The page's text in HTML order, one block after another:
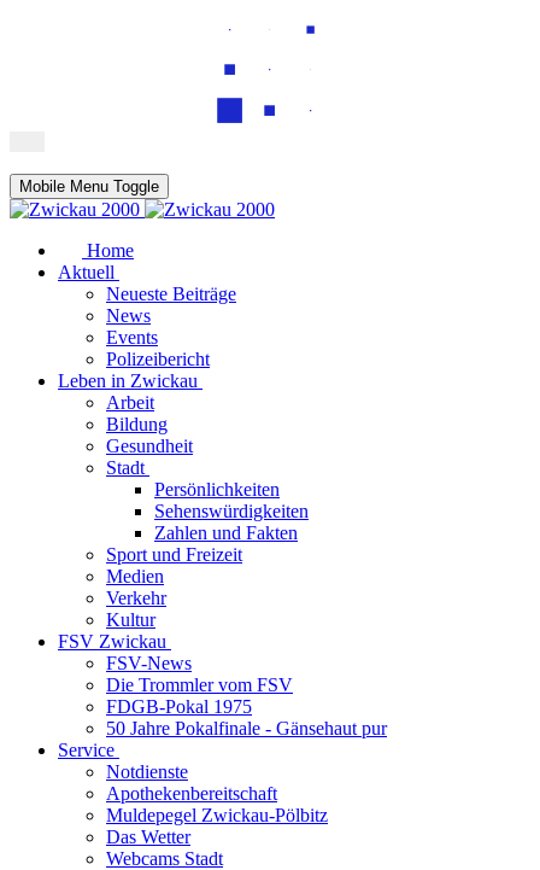
Mobile Menu Toggle
Home
Aktuell
Neueste Beiträge
News
Events
Polizeibericht
Leben in Zwickau
Arbeit
Bildung
Gesundheit
Stadt
Persönlichkeiten
Sehenswürdigkeiten
Zahlen und Fakten
Sport und Freizeit
Medien
Verkehr
Kultur
FSV Zwickau
FSV-News
Die Trommler vom FSV
FDGB-Pokal 1975
50 Jahre Pokalfinale - Gänsehaut pur
Service
Notdienste
Apothekenbereitschaft
Muldepegel Zwickau-Pölbitz
Das Wetter
Webcams Stadt